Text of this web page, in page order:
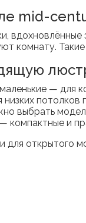
mid-
вдохновлённые
комнату.
— для
низких
выбрать
компактные и
для открытого